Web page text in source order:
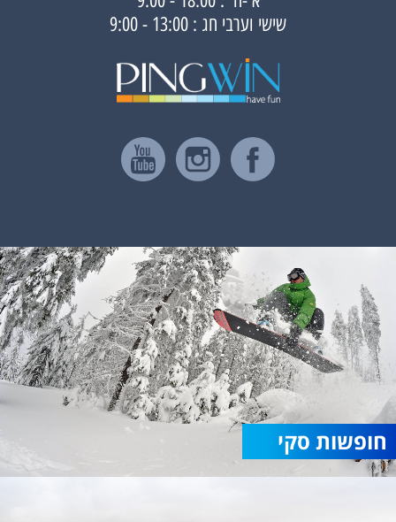
שישי וערבי חג : 13:00 - 9:00
חופשות סקי